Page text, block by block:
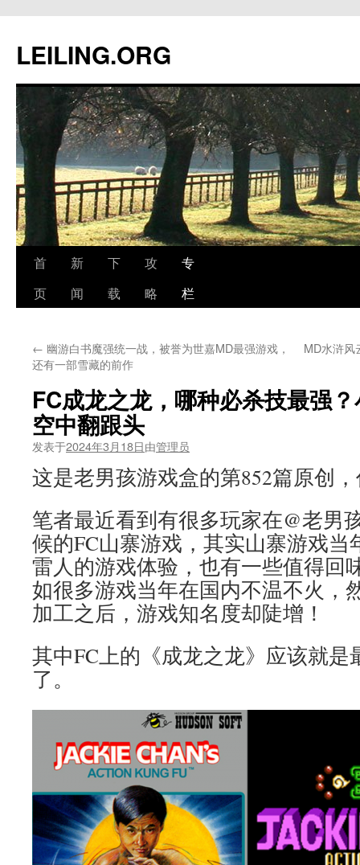
文
LEILING.ORG
首
页
新
闻
下
载
攻
略
专
栏
← 幽游白书魔强统一战，被誉为世嘉MD最强游戏，
还有一部雪藏的前作
MD水浒风
FC成龙之龙，哪种必杀技最强
空中翻跟头
发表于2024年3月18日由管理员
这是老男孩游戏盒的第852篇原创
笔者最近看到有很多玩家在@老男
候的FC山寨游戏，其实山寨游戏当
雷人的游戏体验，也有一些值得回
如很多游戏当年在国内不温不火，
加工之后，游戏知名度却陡增！
其中FC上的《成龙之龙》应该就是
了。